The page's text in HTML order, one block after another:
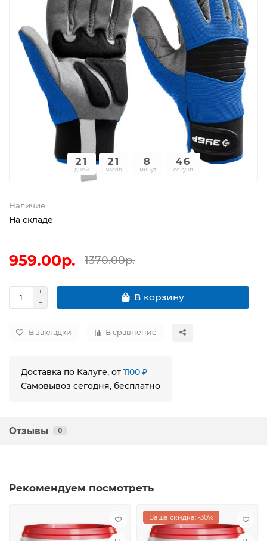
21
дней
21
часов
8
минут
46
секунд
Наличие
На складе
959.00р. 1370.00р.
В корзину
В закладки В сравнение
Доставка по Калуге, от 1100 ₽
Самовывоз сегодня, бесплатно
Отзывы 0
Рекомендуем посмотреть
Ваша скидка: -30%